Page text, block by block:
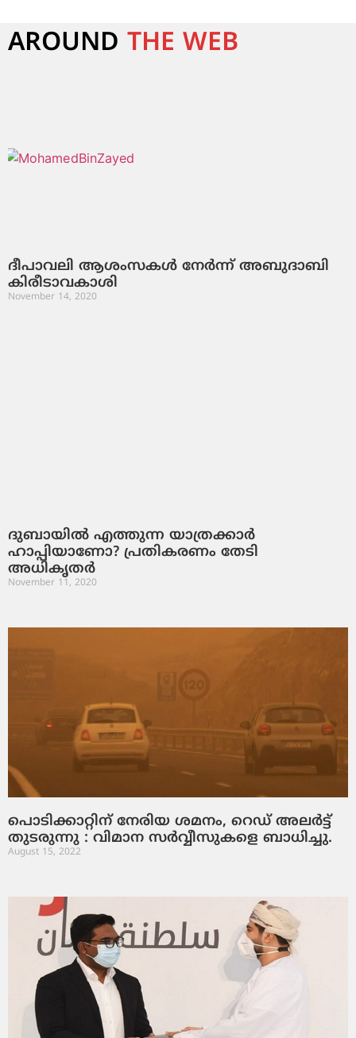
AROUND THE WEB
ദീപാവലി ആശംസകള്‍ നേര്‍ന്ന് അബുദാബി
കിരീടാവകാശി
November 14, 2020
ദുബായില്‍ എത്തുന്ന യാത്രക്കാര്‍
ഹാപ്പിയാണോ? പ്രതികരണം തേടി
അധികൃതര്‍
November 11, 2020
പൊടിക്കാറ്റിന് നേരിയ ശമനം, റെഡ് അലര്‍ട്ട്
തുടരുന്നു : വിമാന സര്‍വ്വീസുകളെ ബാധിച്ചു.
August 15, 2022